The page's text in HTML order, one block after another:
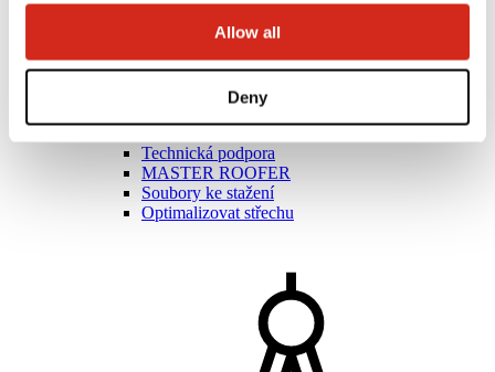
Allow all
Deny
Akademie mistrů
Praktická školení
Mobilní akademie mistrů
Technická podpora
MASTER ROOFER
Soubory ke stažení
Optimalizovat střechu